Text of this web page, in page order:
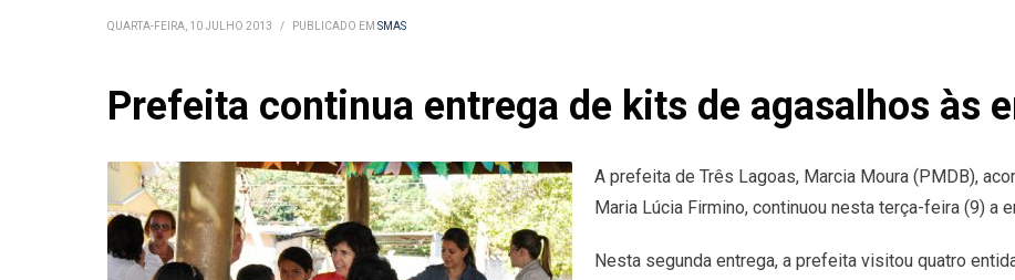
QUARTA-FEIRA, 10 JULHO 2013 / PUBLICADO EM SMAS
Prefeita continua entrega de kits de agasalhos às
A prefeita de Três Lagoas, Marcia Moura (PMDB),
Maria Lúcia Firmino, continuou nesta terça-feira (9) a
Nesta segunda entrega, a prefeita visitou quatro